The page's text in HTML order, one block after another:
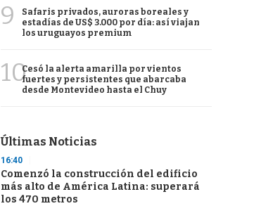
9
Safaris privados, auroras boreales y
estadías de US$ 3.000 por día: así viajan
los uruguayos premium
10Cesó la alerta amarilla por vientos
fuertes y persistentes que abarcaba
desde Montevideo hasta el Chuy
Últimas Noticias
16:40
Comenzó la construcción del edificio
más alto de América Latina: superará
los 470 metros